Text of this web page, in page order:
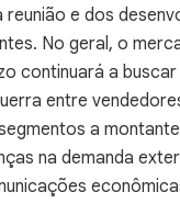
e dos
No geral, o
continuará a
entre
a
na demanda